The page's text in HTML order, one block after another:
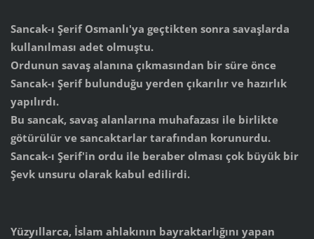
Sancak-ı Şerif Osmanlı'ya geçtikten sonra savaşlarda
kullanılması adet olmuştu.
Ordunun savaş alanına çıkmasından bir süre önce
Sancak-ı Şerif bulunduğu yerden çıkarılır ve hazırlık
yapılırdı.
Bu sancak, savaş alanlarına muhafazası ile birlikte
götürülür ve sancaktarlar tarafından korunurdu.
Sancak-ı Şerif'in ordu ile beraber olması çok büyük bir
Şevk unsuru olarak kabul edilirdi.
Yüzyıllarca, İslam ahlakının bayraktarlığını yapan